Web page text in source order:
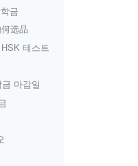
금
选品
테스트
마감일